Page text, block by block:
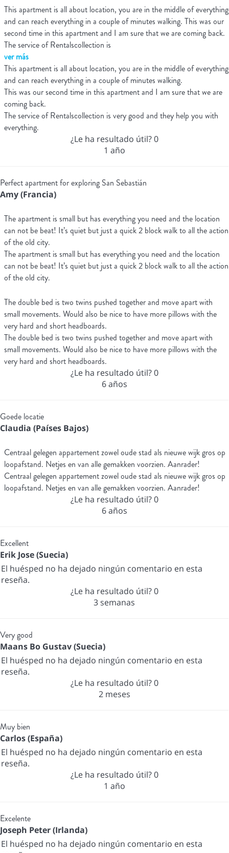
This apartment is all about location, you are in the middle of everything
and can reach everything in a couple of minutes walking. This was our
second time in this apartment and I am sure that we are coming back.
The service of Rentalscollection is
ver más
This apartment is all about location, you are in the middle of everything
and can reach everything in a couple of minutes walking.
This was our second time in this apartment and I am sure that we are
coming back.
The service of Rentalscollection is very good and they help you with
everything.
¿Le ha resultado útil?0
1 año
Perfect apartment for exploring San Sebastián
Amy (Francia)
The apartment is small but has everything you need and the location
can not be beat! It’s quiet but just a quick 2 block walk to all the action
of the old city.
The apartment is small but has everything you need and the location
can not be beat! It’s quiet but just a quick 2 block walk to all the action
of the old city.
The double bed is two twins pushed together and move apart with
small movements. Would also be nice to have more pillows with the
very hard and short headboards.
The double bed is two twins pushed together and move apart with
small movements. Would also be nice to have more pillows with the
very hard and short headboards.
¿Le ha resultado útil?0
6 años
Goede locatie
Claudia (Países Bajos)
Centraal gelegen appartement zowel oude stad als nieuwe wijk gros op
loopafstand. Netjes en van alle gemakken voorzien. Aanrader!
Centraal gelegen appartement zowel oude stad als nieuwe wijk gros op
loopafstand. Netjes en van alle gemakken voorzien. Aanrader!
¿Le ha resultado útil?0
6 años
Excellent
Erik Jose (Suecia)
El huésped no ha dejado ningún comentario en esta
reseña.
¿Le ha resultado útil?0
3 semanas
Very good
Maans Bo Gustav (Suecia)
El huésped no ha dejado ningún comentario en esta
reseña.
¿Le ha resultado útil?0
2 meses
Muy bien
Carlos (España)
El huésped no ha dejado ningún comentario en esta
reseña.
¿Le ha resultado útil?0
1 año
Excelente
Joseph Peter (Irlanda)
El huésped no ha dejado ningún comentario en esta